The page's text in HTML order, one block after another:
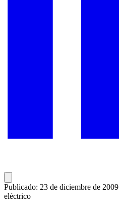
Publicado: 23 de diciembre de 2009
eléctrico